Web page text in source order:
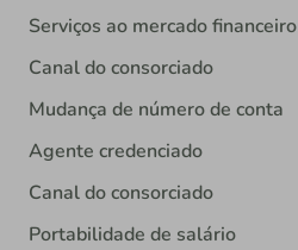
Serviços ao mercado financeiro
Canal do consorciado
Mudança de número de conta
Agente credenciado
Canal do consorciado
Portabilidade de salário